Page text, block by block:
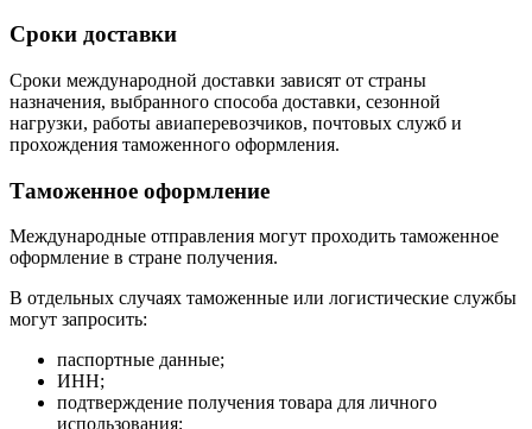
Сроки доставки
Сроки международной доставки зависят от страны
назначения, выбранного способа доставки, сезонной
нагрузки, работы авиаперевозчиков, почтовых служб и
прохождения таможенного оформления.
Таможенное оформление
Международные отправления могут проходить таможенное
оформление в стране получения.
В отдельных случаях таможенные или логистические службы
могут запросить:
паспортные данные;
ИНН;
подтверждение получения товара для личного
использования;